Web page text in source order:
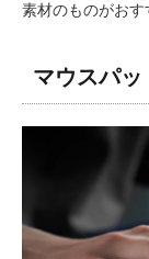
素材のものがおす
マウスパ